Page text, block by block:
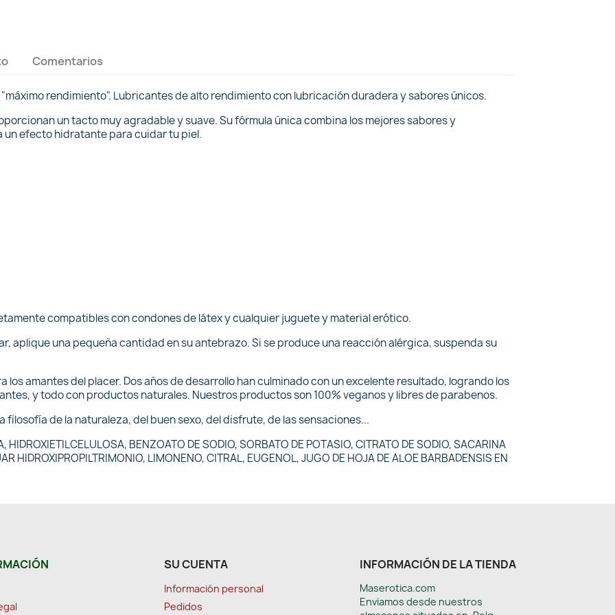
Comentarios
rendimiento". Lubricantes de alto rendimiento con lubricación duradera y sabores únicos.
un tacto muy agradable y suave. Su fórmula única combina los mejores sabores y
un efecto hidratante para cuidar tu piel.
compatibles con condones de látex y cualquier juguete y material erótico.
aplique una pequeña cantidad en su antebrazo. Si se produce una reacción alérgica, suspenda su
los amantes del placer. Dos años de desarrollo han culminado con un excelente resultado, logrando los
y todo con productos naturales. Nuestros productos son 100% veganos y libres de parabenos.
filosofía de la naturaleza, del buen sexo, del disfrute, de las sensaciones...
BENZOATO DE SODIO, SORBATO DE POTASIO, CITRATO DE SODIO, SACARINA
HIDROXIPROPILTRIMONIO, LIMONENO, CITRAL, EUGENOL, JUGO DE HOJA DE ALOE BARBADENSIS EN
SU CUENTA
Información personal
Pedidos
INFORMACIÓN DE LA TIENDA
Maserotica.com
Enviamos desde nuestros